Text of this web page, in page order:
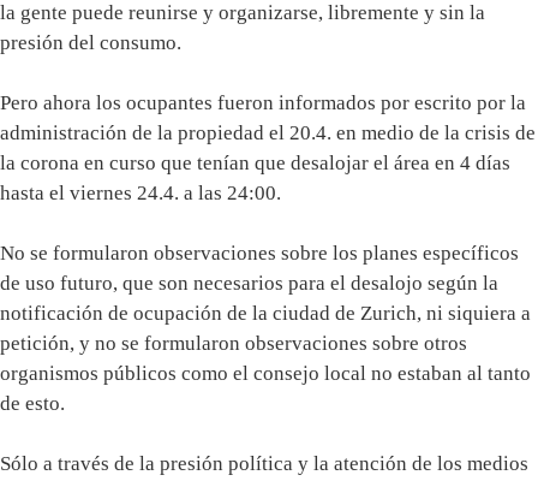
la gente puede reunirse y organizarse, libremente y sin la
presión del consumo.
Pero ahora los ocupantes fueron informados por escrito por la
administración de la propiedad el 20.4. en medio de la crisis de
la corona en curso que tenían que desalojar el área en 4 días
hasta el viernes 24.4. a las 24:00.
No se formularon observaciones sobre los planes específicos
de uso futuro, que son necesarios para el desalojo según la
notificación de ocupación de la ciudad de Zurich, ni siquiera a
petición, y no se formularon observaciones sobre otros
organismos públicos como el consejo local no estaban al tanto
de esto.
Sólo a través de la presión política y la atención de los medios